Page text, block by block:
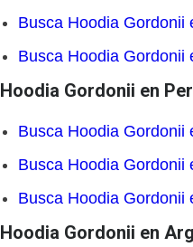
Busca Hoodia Gordonii
Busca Hoodia Gordonii
Hoodia Gordonii en
Busca Hoodia Gordonii
Busca Hoodia Gordonii
Busca Hoodia Gordonii
Hoodia Gordonii en